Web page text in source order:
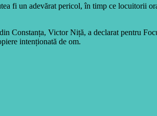
fi un adevărat pericol, în timp ce locuitorii
Victor Niță, a declarat pentru
intenționată de om.